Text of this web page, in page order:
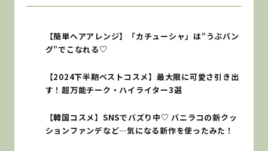
【簡単ヘアアレンジ】「カチューシャ」は”うぶバン
グ”でこなれる♡
【2024下半期ベストコスメ】最大限に可愛さ引き出
す！超万能チーク・ハイライター3選
【韓国コスメ】SNSでバズり中♡ バニラコの新クッ
ションファンデなど…気になる新作を使ったみた！